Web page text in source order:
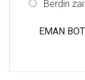
Berdin